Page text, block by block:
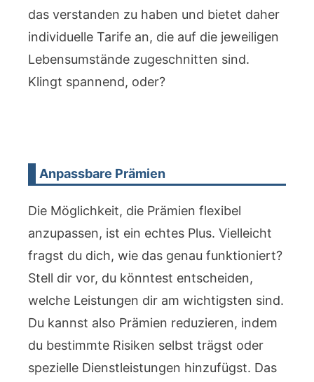
das verstanden zu haben und bietet daher
individuelle Tarife an, die auf die jeweiligen
Lebensumstände zugeschnitten sind.
Klingt spannend, oder?
Anpassbare Prämien
Die Möglichkeit, die Prämien flexibel
anzupassen, ist ein echtes Plus. Vielleicht
fragst du dich, wie das genau funktioniert?
Stell dir vor, du könntest entscheiden,
welche Leistungen dir am wichtigsten sind.
Du kannst also Prämien reduzieren, indem
du bestimmte Risiken selbst trägst oder
spezielle Dienstleistungen hinzufügst. Das